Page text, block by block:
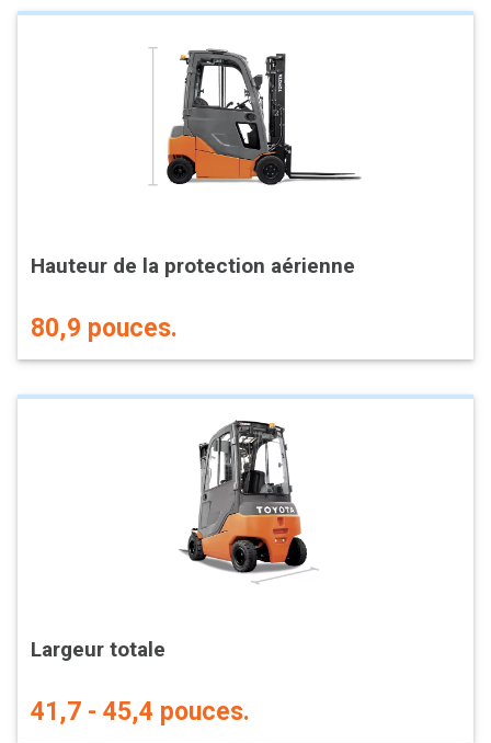
Hauteur de la protection aérienne
80,9 pouces.
Largeur totale
41,7 - 45,4 pouces.